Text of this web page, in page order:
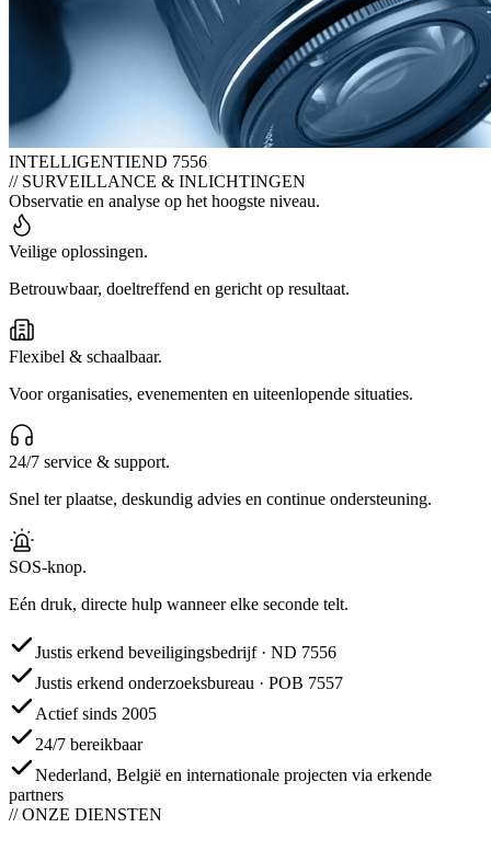
INTELLIGENTIEND 7556
// SURVEILLANCE & INLICHTINGEN
Observatie en analyse op het hoogste niveau.
Veilige oplossingen.
Betrouwbaar, doeltreffend en gericht op resultaat.
Flexibel & schaalbaar.
Voor organisaties, evenementen en uiteenlopende situaties.
24/7 service & support.
Snel ter plaatse, deskundig advies en continue ondersteuning.
SOS-knop.
Eén druk, directe hulp wanneer elke seconde telt.
Justis erkend beveiligingsbedrijf · ND 7556
Justis erkend onderzoeksbureau · POB 7557
Actief sinds 2005
24/7 bereikbaar
Nederland, België en internationale projecten via erkende
partners
// ONZE DIENSTEN